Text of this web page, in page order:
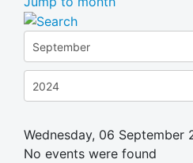
Wednesday, 06 September
No events were found